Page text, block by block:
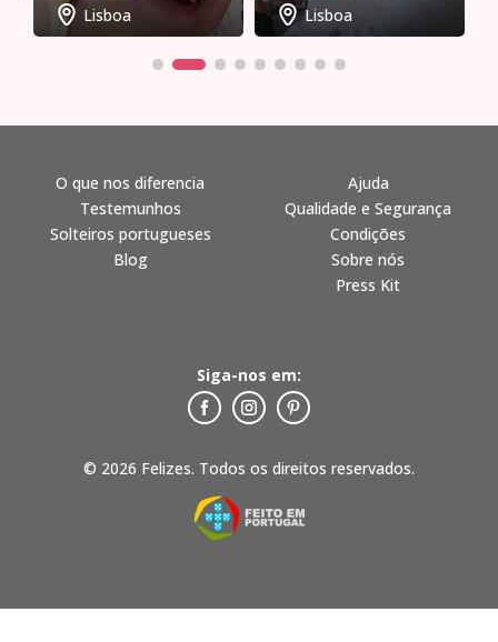
Lisboa Lisboa
© 2026 Felizes. Todos os direitos reservados.
O que nos diferencia
Testemunhos
Solteiros portugueses
Blog
Ajuda
Qualidade e Segurança
Condições
Sobre nós
Press Kit
Siga-nos em: